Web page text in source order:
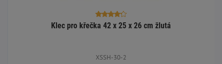
Klec pro křečka 42 x 25 x 26 cm žlutá
XSSH-30-2